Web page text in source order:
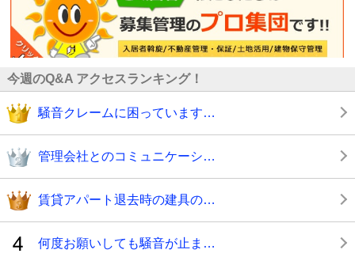
今週のQ&A アクセスランキング！
騒音クレームに困っています…
管理会社とのコミュニケーシ…
賃貸アパート退去時の建具の…
何度お願いしても騒音が止ま…